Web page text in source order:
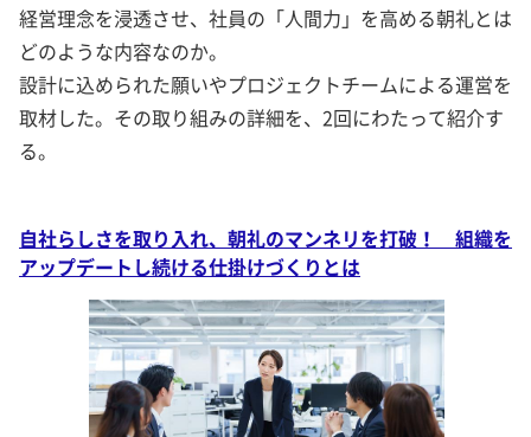
経営理念を浸透させ、社員の「人間力」を高める朝礼とは
どのような内容なのか。
設計に込められた願いやプロジェクトチームによる運営を
取材した。その取り組みの詳細を、2回にわたって紹介す
る。
自社らしさを取り入れ、朝礼のマンネリを打破！ 組織を
アップデートし続ける仕掛けづくりとは